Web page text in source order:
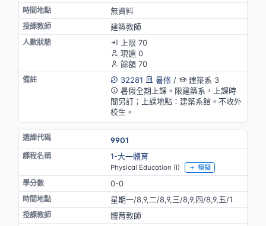
無資料
建築教師
上限 70
現選 0
餘額 70
32281
暑修/
建築系 3
暑假全期上課。限建築系，上課時
間另訂；上課地點：建築系館。不收外
校生。
9901
1-大一體育
Physical Education (I) 模擬
0-0
星期一/8,9,二/8,9,三/8,9,四/8,9,五/1
體育教師